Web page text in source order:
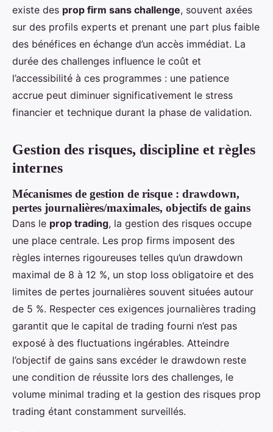
existe des prop firm sans challenge, souvent axées
sur des profils experts et prenant une part plus faible
des bénéfices en échange d’un accès immédiat. La
durée des challenges influence le coût et
l’accessibilité à ces programmes : une patience
accrue peut diminuer significativement le stress
financier et technique durant la phase de validation.
Gestion des risques, discipline et règles
internes
Mécanismes de gestion de risque : drawdown,
pertes journalières/maximales, objectifs de gains
Dans le prop trading, la gestion des risques occupe
une place centrale. Les prop firms imposent des
règles internes rigoureuses telles qu’un drawdown
maximal de 8 à 12 %, un stop loss obligatoire et des
limites de pertes journalières souvent situées autour
de 5 %. Respecter ces exigences journalières trading
garantit que le capital de trading fourni n’est pas
exposé à des fluctuations ingérables. Atteindre
l’objectif de gains sans excéder le drawdown reste
une condition de réussite lors des challenges, le
volume minimal trading et la gestion des risques prop
trading étant constamment surveillés.